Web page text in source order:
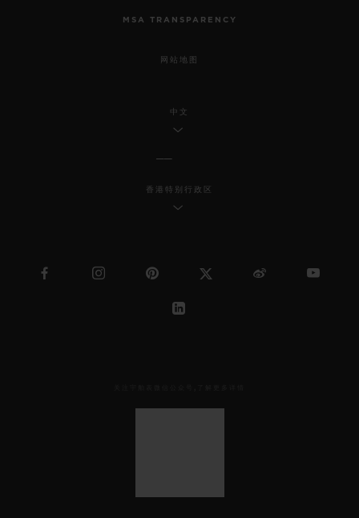
MSA TRANSPARENCY
网站地图
中文
香港特别行政区